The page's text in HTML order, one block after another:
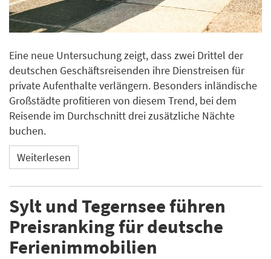
Eine neue Untersuchung zeigt, dass zwei Drittel der
deutschen Geschäftsreisenden ihre Dienstreisen für
private Aufenthalte verlängern. Besonders inländische
Großstädte profitieren von diesem Trend, bei dem
Reisende im Durchschnitt drei zusätzliche Nächte
buchen.
Weiterlesen
Sylt und Tegernsee führen
Preisranking für deutsche
Ferienimmobilien